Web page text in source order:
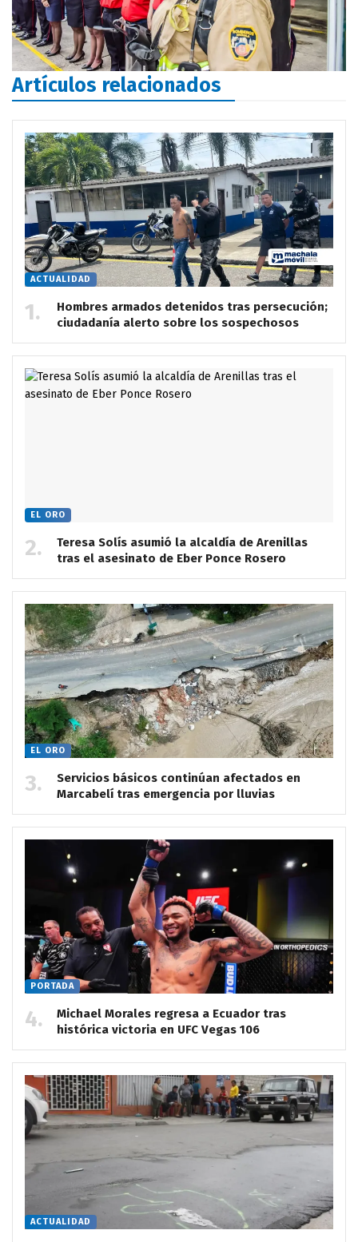
Artículos relacionados
ACTUALIDAD
Hombres armados detenidos tras persecución;
ciudadanía alerto sobre los sospechosos
EL ORO
Teresa Solís asumió la alcaldía de Arenillas
tras el asesinato de Eber Ponce Rosero
EL ORO
Servicios básicos continúan afectados en
Marcabelí tras emergencia por lluvias
PORTADA
Michael Morales regresa a Ecuador tras
histórica victoria en UFC Vegas 106
ACTUALIDAD